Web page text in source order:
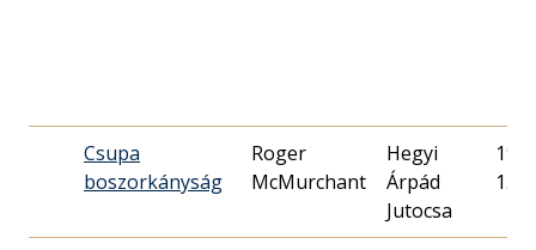
Csupa
boszorkányság
Roger
McMurchant
Hegyi
Árpád
Jutocsa
15.